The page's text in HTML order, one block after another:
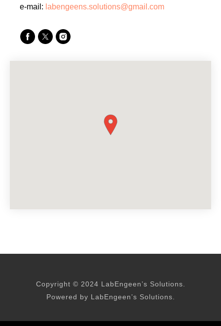
e-mail: labengeens.solutions@gmail.com
Copyright © 2024 LabEngeen’s Solutions.
Powered by LabEngeen’s Solutions.